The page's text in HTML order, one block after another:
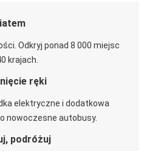
Odkryj ponad 8 000 miejsc
krajach.
ręki
elektryczne i dodatkowa
nowoczesne autobusy.
podróżuj